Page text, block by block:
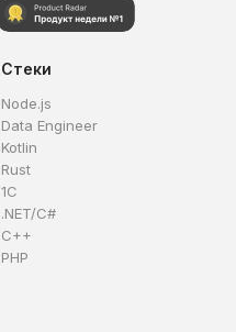
Стеки
Node.js
Data Engineer
Kotlin
Rust
1C
.NET/C#
C++
PHP